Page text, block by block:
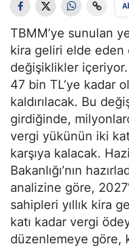
TBMM’ye sunulan
kira geliri elde
değişiklikler içeriyor.
47 bin TL’ye kadar
kaldırılacak. Bu
girdiğinde,
vergi yükünün iki
karşıya kalacak.
Bakanlığı’nın
analizine göre,
sahipleri yıllık kira
katı kadar vergi
düzenlemeye göre,